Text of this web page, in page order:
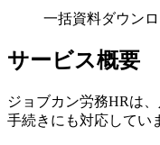
一括資料ダウン
サービス概要
ジョブカン労務HRは
手続きにも対応してい